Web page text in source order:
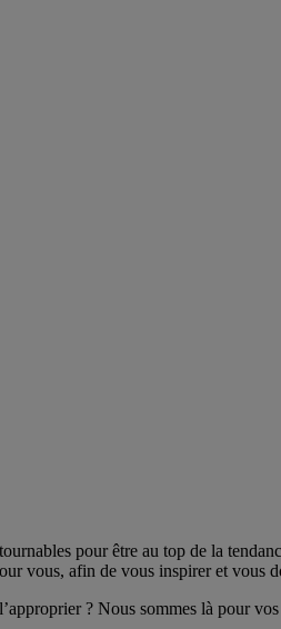
pour être au top de la
vous, afin de vous inspirer et vous
? Nous sommes là pour